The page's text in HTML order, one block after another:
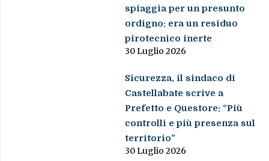
spiaggia per un presunto
ordigno: era un residuo
pirotecnico inerte
30 Luglio 2026
Sicurezza, il sindaco di
Castellabate scrive a
Prefetto e Questore: “Più
controlli e più presenza sul
territorio”
30 Luglio 2026